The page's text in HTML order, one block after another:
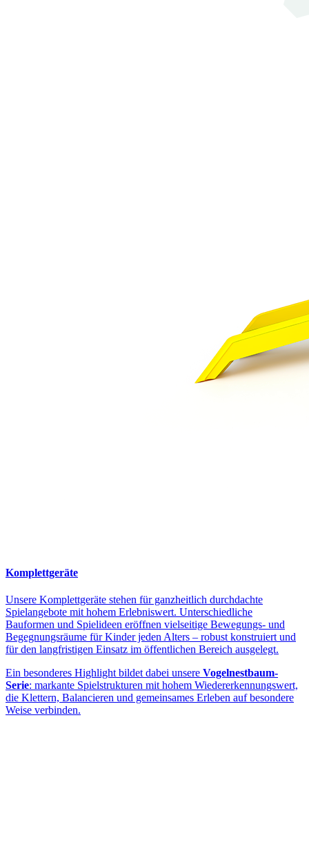
Komplettgeräte
Unsere Komplettgeräte stehen für ganzheitlich durchdachte
Spielangebote mit hohem Erlebniswert. Unterschiedliche
Bauformen und Spielideen eröffnen vielseitige Bewegungs- und
Begegnungsräume für Kinder jeden Alters – robust konstruiert und
für den langfristigen Einsatz im öffentlichen Bereich ausgelegt.
Ein besonderes Highlight bildet dabei unsere Vogelnestbaum-
Serie: markante Spielstrukturen mit hohem Wiedererkennungswert,
die Klettern, Balancieren und gemeinsames Erleben auf besondere
Weise verbinden.